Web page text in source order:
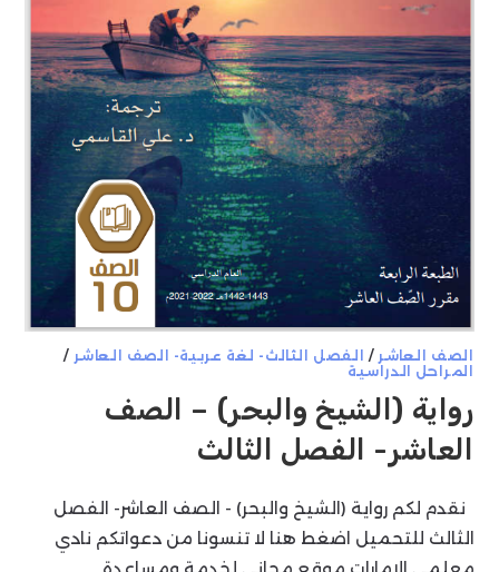
الصف العاشر / الفصل الثالث- لغة عربية- الصف العاشر /
المراحل الدراسية
رواية (الشيخ والبحر) – الصف
العاشر- الفصل الثالث
نقدم لكم رواية (الشيخ والبحر) - الصف العاشر- الفصل
الثالث للتحميل اضغط هنا لا تنسونا من دعواتكم نادي
معلمي الإمارات موقع مجاني لخدمة ومساعدة